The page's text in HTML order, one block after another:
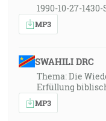
1990-10-27-
MP3
SWAHILI DRC
Thema: Die
Erfüllung
MP3